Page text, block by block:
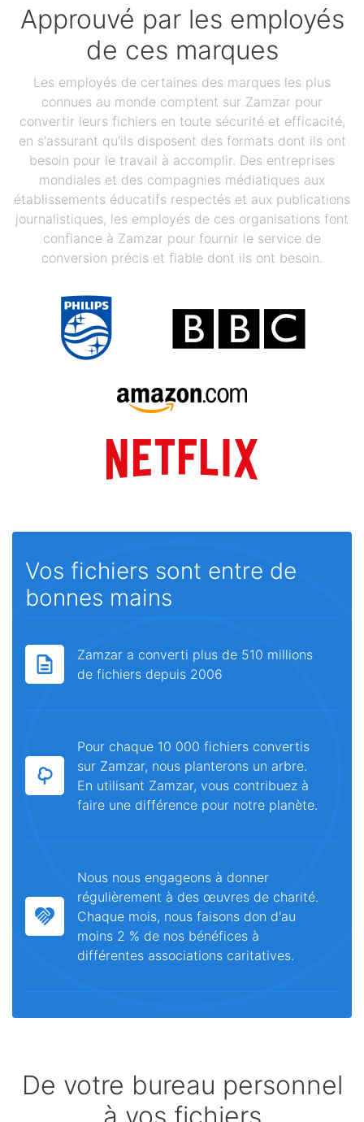
Approuvé par les employés
de ces marques
Les employés de certaines des marques les plus
connues au monde comptent sur Zamzar pour
convertir leurs fichiers en toute sécurité et efficacité,
en s'assurant qu'ils disposent des formats dont ils ont
besoin pour le travail à accomplir. Des entreprises
mondiales et des compagnies médiatiques aux
établissements éducatifs respectés et aux publications
journalistiques, les employés de ces organisations font
confiance à Zamzar pour fournir le service de
conversion précis et fiable dont ils ont besoin.
Vos fichiers sont entre de
bonnes mains
Zamzar a converti plus de 510 millions
de fichiers depuis 2006
Pour chaque 10 000 fichiers convertis
sur Zamzar, nous planterons un arbre.
En utilisant Zamzar, vous contribuez à
faire une différence pour notre planète.
Nous nous engageons à donner
régulièrement à des œuvres de charité.
Chaque mois, nous faisons don d'au
moins 2 % de nos bénéfices à
différentes associations caritatives.
De votre bureau personnel